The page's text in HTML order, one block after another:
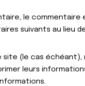
le
suivants au lieu
(le cas
leurs